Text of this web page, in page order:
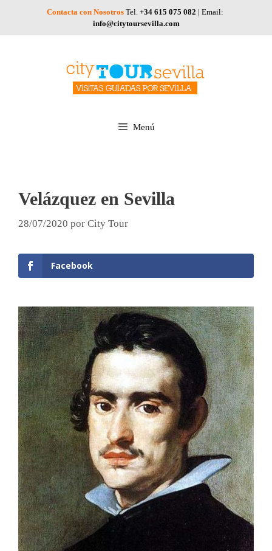
Contacta con Nosotros Tel. +34 615 075 082 | Email:
info@citytoursevilla.com
Menú
Velázquez en Sevilla
28/07/2020 por City Tour
Facebook